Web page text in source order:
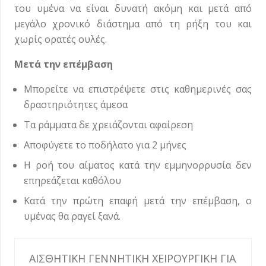
ΑΙΣΘΗΤΙΚΗ ΓΕΝΝΗΤΙΚΗ ΧΕΙΡΟΥΡΓΙΚΗ ΓΙΑ
του υμένα να είναι δυνατή ακόμη και μετά από
μεγάλο χρονικό διάστημα από τη ρήξη του και
χωρίς ορατές ουλές.
Μετά την επέμβαση
Μπορείτε να επιστρέψετε στις καθημερινές σας
δραστηριότητες άμεσα
Τα ράμματα δε χρειάζονται αφαίρεση
Αποφύγετε το ποδήλατο για 2 μήνες
Η ροή του αίματος κατά την εμμηνορρυσία δεν
επηρεάζεται καθόλου
Κατά την πρώτη επαφή μετά την επέμβαση, ο
υμένας θα ραγεί ξανά.